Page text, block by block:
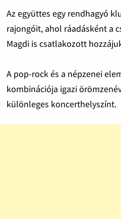
Az együttes egy rendhagyó
rajongóit, ahol ráadásként a
Magdi is csatlakozott
A pop-rock és a népzenei
kombinációja igazi
különleges koncerthelyszínt.